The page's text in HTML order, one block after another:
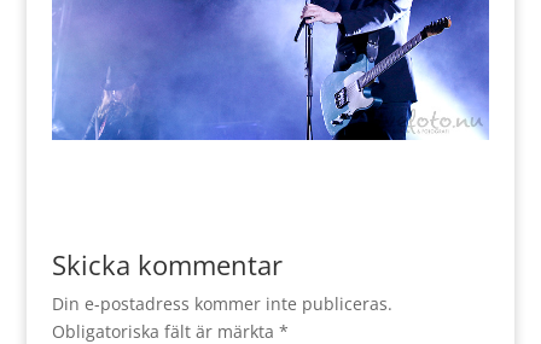
Skicka kommentar
Din e-postadress kommer inte publiceras.
Obligatoriska fält är märkta *